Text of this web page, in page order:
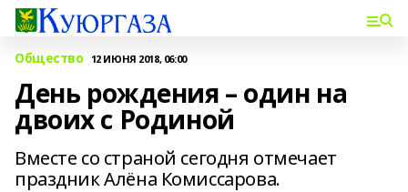
Общество 12 ИЮНЯ 2018, 06:00
День рождения – один на
двоих с Родиной
Вместе со страной сегодня отмечает
праздник Алёна Комиссарова.